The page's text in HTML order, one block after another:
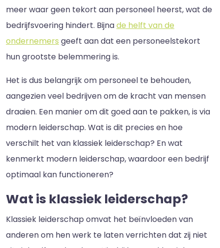
meer waar geen tekort aan personeel heerst, wat de
bedrijfsvoering hindert. Bijnade helft van de
ondernemers geeft aan dat een personeelstekort
hun grootste belemmering is.
Het is dus belangrijk om personeel te behouden,
aangezien veel bedrijven om de kracht van mensen
draaien. Een manier om dit goed aan te pakken, is via
modern leiderschap. Wat is dit precies en hoe
verschilt het van klassiek leiderschap? En wat
kenmerkt modern leiderschap, waardoor een bedrijf
optimaal kan functioneren?
Wat is klassiek leiderschap?
Klassiek leiderschap omvat het beïnvloeden van
anderen om hen werk te laten verrichten dat zij niet